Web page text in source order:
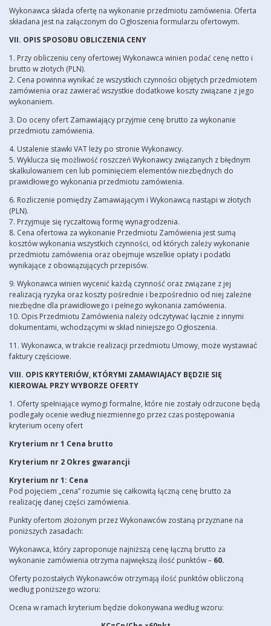
Wykonawca składa ofertę na wykonanie przedmiotu zamówienia. Oferta
składana jest na załączonym do Ogłoszenia formularzu ofertowym.
VII. OPIS SPOSOBU OBLICZENIA CENY
1. Przy obliczeniu ceny ofertowej Wykonawca winien podać cenę netto i
brutto w złotych (PLN).
2. Cena powinna wynikać ze wszystkich czynności objętych przedmiotem
zamówienia oraz zawierać wszystkie dodatkowe koszty związane z jego
wykonaniem.
3. Do oceny ofert Zamawiający przyjmie cenę brutto za wykonanie
przedmiotu zamówienia.
4. Ustalenie stawki VAT leży po stronie Wykonawcy.
5. Wyklucza się możliwość roszczeń Wykonawcy związanych z błędnym
skalkulowaniem cen lub pominięciem elementów niezbędnych do
prawidłowego wykonania przedmiotu zamówienia.
6. Rozliczenie pomiędzy Zamawiającym i Wykonawcą nastąpi w złotych
(PLN).
7. Przyjmuje się ryczałtową formę wynagrodzenia.
8. Cena ofertowa za wykonanie Przedmiotu Zamówienia jest sumą
kosztów wykonania wszystkich czynności, od których zależy wykonanie
przedmiotu zamówienia oraz obejmuje wszelkie opłaty i podatki
wynikające z obowiązujących przepisów.
9. Wykonawca winien wycenić każdą czynność oraz związane z jej
realizacją ryzyka oraz koszty pośrednie i bezpośrednio od niej zależne
niezbędne dla prawidłowego i pełnego wykonania zamówienia.
10. Opis Przedmiotu Zamówienia należy odczytywać łącznie z innymi
dokumentami, wchodzącymi w skład niniejszego Ogłoszenia.
11. Wykonawca, w trakcie realizacji przedmiotu Umowy, może wystawiać
faktury częściowe.
VIII. OPIS KRYTERIÓW, KTÓRYMI ZAMAWIAJACY BĘDZIE SIĘ
KIEROWAŁ PRZY WYBORZE OFERTY
1. Oferty spełniające wymogi formalne, które nie zostały odrzucone będą
podlegały ocenie według niezmiennego przez czas postępowania
kryterium oceny ofert
Kryterium nr 1 Cena brutto
Kryterium nr 2 Okres gwarancji
Kryterium nr 1: Cena
Pod pojęciem „cena” rozumie się całkowitą łączną cenę brutto za
realizację danej części zamówienia.
Punkty ofertom złożonym przez Wykonawców zostaną przyznane na
poniższych zasadach:
Wykonawca, który zaproponuje najniższą cenę łączną brutto za
wykonanie zamówienia otrzyma największą ilość punktów – 60.
Oferty pozostałych Wykonawców otrzymają ilość punktów obliczoną
według poniższego wzoru:
Ocena w ramach kryterium będzie dokonywana według wzoru: